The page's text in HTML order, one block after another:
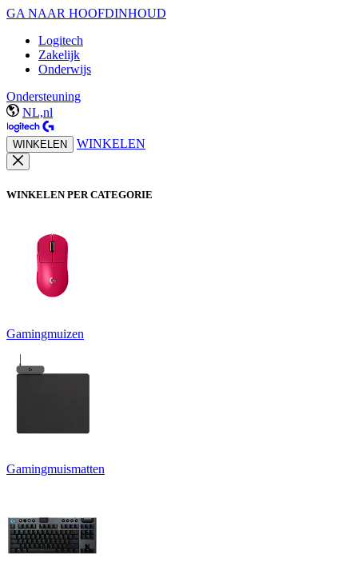
GA NAAR HOOFDINHOUD
Logitech
Zakelijk
Onderwijs
Ondersteuning
NL,nl
WINKELEN WINKELEN
WINKELEN PER CATEGORIE
Gamingmuizen
Gamingmuismatten